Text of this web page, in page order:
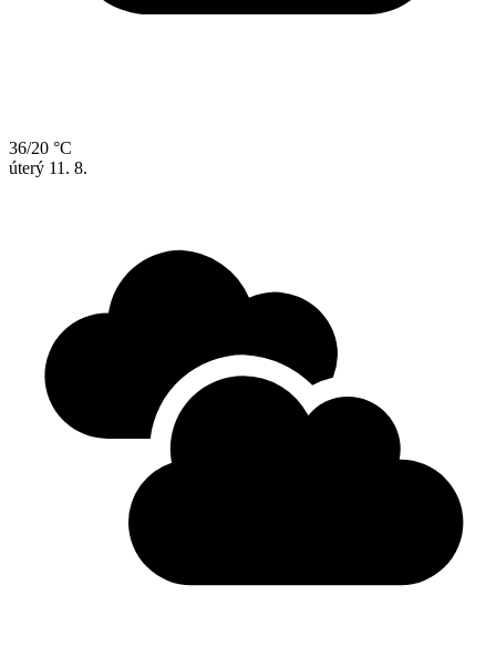
36/20 °C
úterý 11. 8.